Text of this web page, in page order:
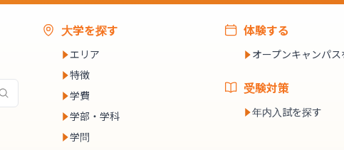
大学を探す
エリア
特徴
学費
学部・学科
学問
体験する
オープンキャンパス
受験対策
年内入試を探す